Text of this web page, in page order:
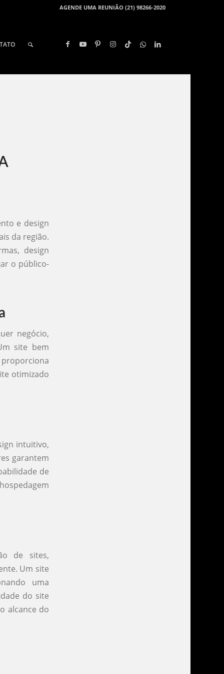
AGENDE UMA REUNIÃO (21) 98266-2020
e design
da região.
design
o público-
negócio,
site bem
otimizado
intuitivo,
garantem
de
de sites,
Um site
uma
do site
alcance do